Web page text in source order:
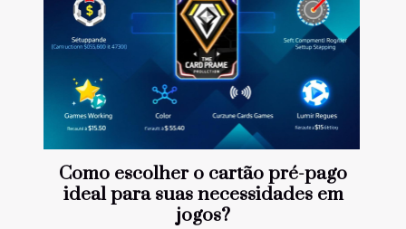
Como escolher o cartão pré-pago
ideal para suas necessidades em
jogos?